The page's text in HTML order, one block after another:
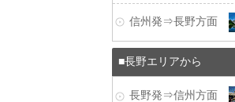
信州発⇒長野方面
長野エリアから
長野発⇒信州方面